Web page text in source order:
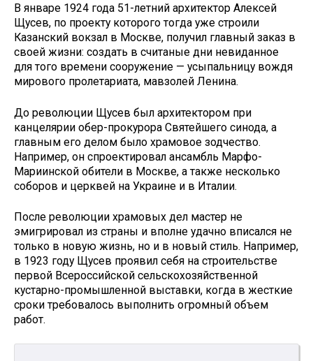
В январе 1924 года 51-летний архитектор Алексей
Щусев, по проекту которого тогда уже строили
Казанский вокзал в Москве, получил главный заказ в
своей жизни: создать в считаные дни невиданное
для того времени сооружение — усыпальницу вождя
мирового пролетариата, мавзолей Ленина.
До революции Щусев был архитектором при
канцелярии обер-прокурора Святейшего синода, а
главным его делом было храмовое зодчество.
Например, он спроектировал ансамбль Марфо-
Мариинской обители в Москве, а также несколько
соборов и церквей на Украине и в Италии.
После революции храмовых дел мастер не
эмигрировал из страны и вполне удачно вписался не
только в новую жизнь, но и в новый стиль. Например,
в 1923 году Щусев проявил себя на строительстве
первой Всероссийской сельскохозяйственной
кустарно-промышленной выставки, когда в жесткие
сроки требовалось выполнить огромный объем
работ.